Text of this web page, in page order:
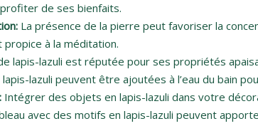
de ses bienfaits.
La présence de la pierre peut favoriser la
à la méditation.
de lapis-lazuli est réputée pour ses propriétés
lazuli peuvent être ajoutées à l’eau du bain
Intégrer des objets en lapis-lazuli dans votre
avec des motifs en lapis-lazuli peuvent